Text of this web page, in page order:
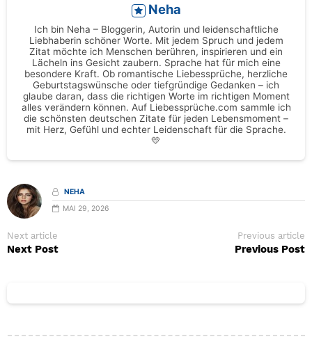
Neha
Ich bin Neha – Bloggerin, Autorin und leidenschaftliche
Liebhaberin schöner Worte. Mit jedem Spruch und jedem
Zitat möchte ich Menschen berühren, inspirieren und ein
Lächeln ins Gesicht zaubern. Sprache hat für mich eine
besondere Kraft. Ob romantische Liebessprüche, herzliche
Geburtstagswünsche oder tiefgründige Gedanken – ich
glaube daran, dass die richtigen Worte im richtigen Moment
alles verändern können. Auf Liebessprüche.com sammle ich
die schönsten deutschen Zitate für jeden Lebensmoment –
mit Herz, Gefühl und echter Leidenschaft für die Sprache.
💛
NEHA
MAI 29, 2026
Next article
Next Post
Previous article
Previous Post